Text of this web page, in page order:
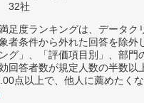
32社
足度ランキングは、データク
者条件から外れた回答を除外
グ」、「評価項目別」、部門
回答者数が規定人数の半数以
点以上で、他人に薦めたく